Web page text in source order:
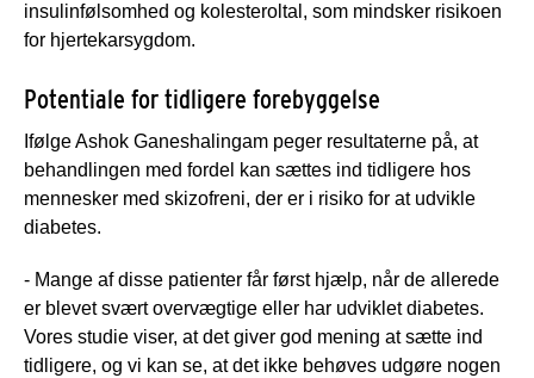
insulinfølsomhed og kolesteroltal, som mindsker risikoen
for hjertekarsygdom.
Potentiale for tidligere forebyggelse
Ifølge Ashok Ganeshalingam peger resultaterne på, at
behandlingen med fordel kan sættes ind tidligere hos
mennesker med skizofreni, der er i risiko for at udvikle
diabetes.
- Mange af disse patienter får først hjælp, når de allerede
er blevet svært overvægtige eller har udviklet diabetes.
Vores studie viser, at det giver god mening at sætte ind
tidligere, og vi kan se, at det ikke behøves udgøre nogen